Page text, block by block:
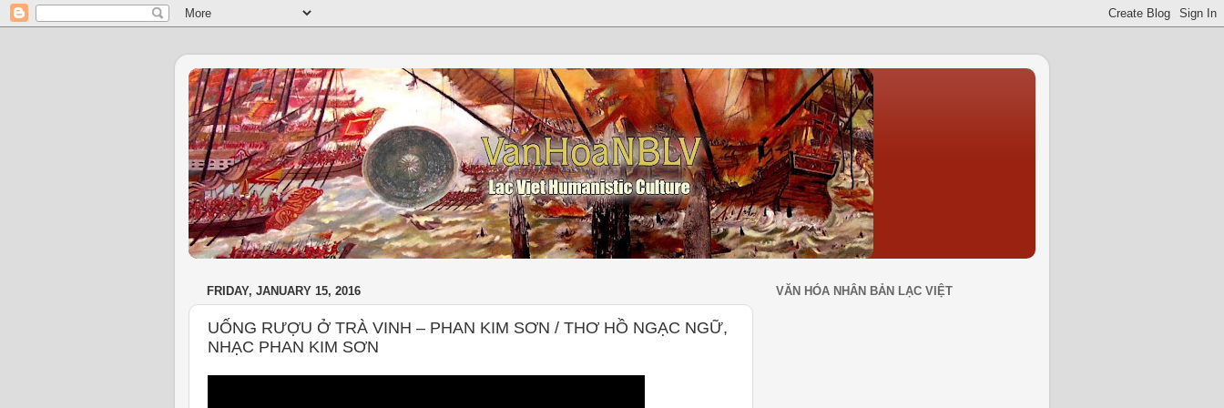
FRIDAY, JANUARY 15, 2016
UỐNG RƯỢU Ở TRÀ VINH – PHAN KIM SƠN / THƠ HỒ NGẠC NGỮ,
NHẠC PHAN KIM SƠN
VĂN HÓA NHÂN BẢN LẠC VIỆT